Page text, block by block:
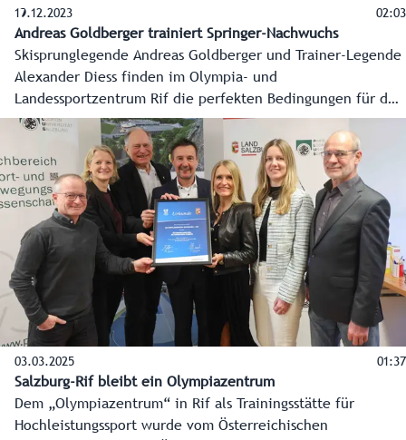
19.12.2023 02:03
Andreas Goldberger trainiert Springer-Nachwuchs
Skisprunglegende Andreas Goldberger und Trainer-Legende
Alexander Diess finden im Olympia- und
Landessportzentrum Rif die perfekten Bedingungen für den
Nachwuchs vor. Mir Feuereifer trainieren sie die Flying Kids
03.03.2025 01:37
Salzburg-Rif bleibt ein Olympiazentrum
Dem „Olympiazentrum“ in Rif als Trainingsstätte für
Hochleistungssport wurde vom Österreichischen